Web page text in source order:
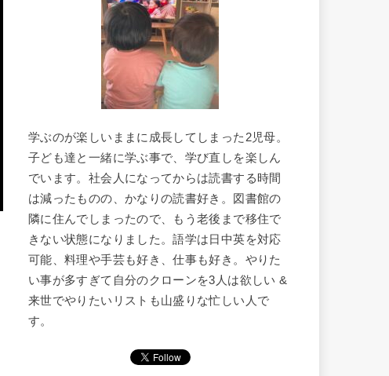
学ぶのが楽しいままに成長してしまった2児母。
子ども達と一緒に学ぶ事で、学び直しを楽しん
でいます。社会人になってからは読書する時間
は減ったものの、かなりの読書好き。図書館の
隣に住んでしまったので、もう老後まで移住で
きない状態になりました。語学は日中英を対応
可能、料理や手芸も好き、仕事も好き。やりた
い事が多すぎて自分のクローンを3人は欲しい &
来世でやりたいリストも山盛りな忙しい人で
す。